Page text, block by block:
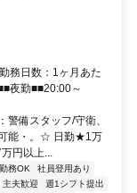
務日数：1ヶ月あた
夜勤■■20:00～
備スタッフ/守衛、
能・。☆ 日勤★1万
円以上...
務OK
社員登用あり
主夫歓迎
週1シフト提出